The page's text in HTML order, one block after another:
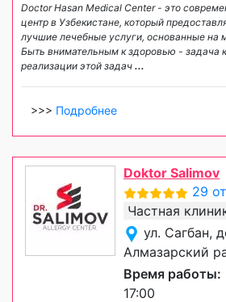
Doctor Hasan Medical Center - это
центр в Узбекистане, который
лучшие лечебные услуги, основанные на
Быть внимательным к здоровью - задача
реализации этой задач ...
>>> Подробнее
Doktor Salimov
29
Частная
ул. Сагбан,
Алмазарский
Время работы:
17:00